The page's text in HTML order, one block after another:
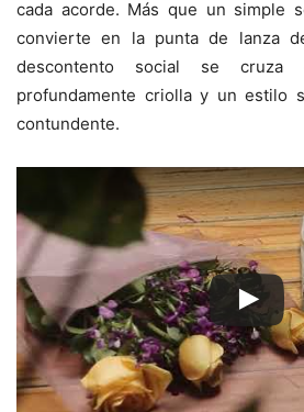
cada acorde. Más que un simple
convierte en la punta de lanza
descontento social se cruza
profundamente criolla y un estilo
contundente.